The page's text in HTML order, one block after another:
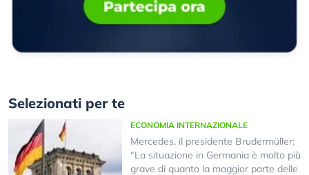
Selezionati per te
ECONOMIA INTERNAZIONALE
Mercedes, il presidente Brudermüller:
“La situazione in Germania è molto più
grave di quanto la maggior parte delle